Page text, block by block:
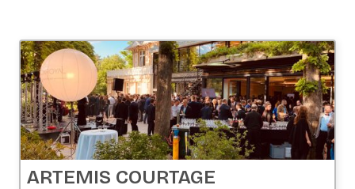
ARTEMIS COURTAGE